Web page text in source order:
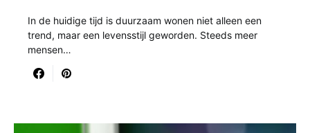
In de huidige tijd is duurzaam wonen niet alleen een
trend, maar een levensstijl geworden. Steeds meer
mensen…